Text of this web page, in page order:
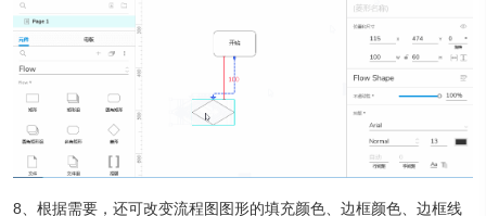
8、根据需要，还可改变流程图图形的填充颜色、边框颜色、边框线